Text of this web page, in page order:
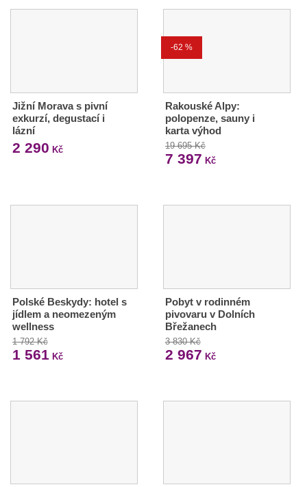
Jižní Morava s pivní
exkurzí, degustací i
lázní
2 290 Kč
-62 %
Rakouské Alpy:
polopenze, sauny i
karta výhod
19 695 Kč
7 397 Kč
Polské Beskydy: hotel s
jídlem a neomezeným
wellness
1 792 Kč
1 561 Kč
Pobyt v rodinném
pivovaru v Dolních
Břežanech
3 830 Kč
2 967 Kč